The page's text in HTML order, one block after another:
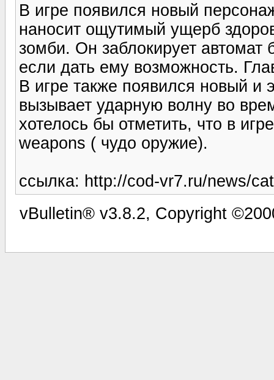
В игре появился новый
наносит ощутимый ущерб
зомби. Он заблокирует
если дать ему возможность.
В игре также появился новый
вызывает ударную волну во
хотелось бы отметить, что в
weapons ( чудо оружие).
ссылка: http://cod-vr7.ru/news/
vBulletin® v3.8.2, Copyright